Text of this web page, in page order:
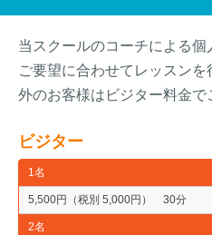
当スクールのコーチによる
ご要望に合わせてレッスン
外のお客様はビジター料金で
ビジター
1名
5,500円（税別 5,000円） 30分
2名